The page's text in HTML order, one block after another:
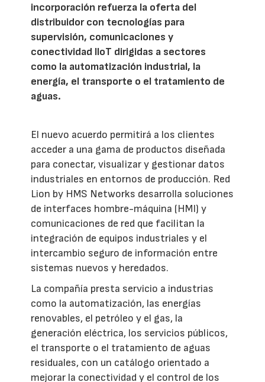
incorporación refuerza la oferta del
distribuidor con tecnologías para
supervisión, comunicaciones y
conectividad IIoT dirigidas a sectores
como la automatización industrial, la
energía, el transporte o el tratamiento de
aguas.
El nuevo acuerdo permitirá a los clientes
acceder a una gama de productos diseñada
para conectar, visualizar y gestionar datos
industriales en entornos de producción. Red
Lion by HMS Networks desarrolla soluciones
de interfaces hombre-máquina (HMI) y
comunicaciones de red que facilitan la
integración de equipos industriales y el
intercambio seguro de información entre
sistemas nuevos y heredados.
La compañía presta servicio a industrias
como la automatización, las energías
renovables, el petróleo y el gas, la
generación eléctrica, los servicios públicos,
el transporte o el tratamiento de aguas
residuales, con un catálogo orientado a
mejorar la conectividad y el control de los